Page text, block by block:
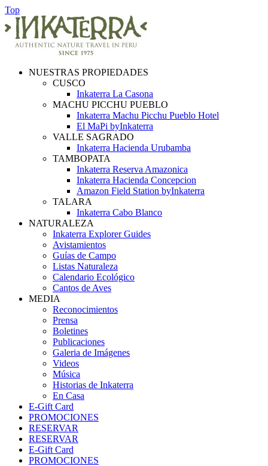
Top
NUESTRAS PROPIEDADES
CUSCO
Inkaterra La Casona
MACHU PICCHU PUEBLO
Inkaterra Machu Picchu Pueblo Hotel
El MaPi byInkaterra
VALLE SAGRADO
Inkaterra Hacienda Urubamba
TAMBOPATA
Inkaterra Reserva Amazonica
Inkaterra Hacienda Concepcion
Amazon Field Station byInkaterra
TALARA
Inkaterra Cabo Blanco
NATURALEZA
Inkaterra Explorer Guides
Avistamientos
Guías de Campo
Listas Naturaleza
Calendario Ecológico
Cantos de Aves
MEDIA
Reconocimientos
Prensa
Boletines
Publicaciones
Galeria de Imágenes
Videos
Música
Historias de Inkaterra
En Casa
E-Gift Card
PROMOCIONES
RESERVAR
RESERVAR
E-Gift Card
PROMOCIONES